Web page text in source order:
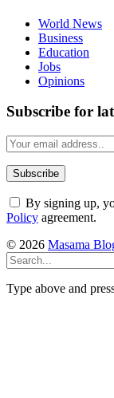
World News
Business
Education
Jobs
Opinions
Subscribe for
By signing up,
Policy agreement.
© 2026 Masama
Type above and